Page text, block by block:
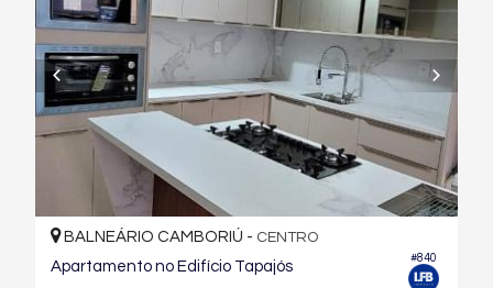
#840
BALNEÁRIO CAMBORIÚ - CENTRO
Apartamento no Edifício Tapajós